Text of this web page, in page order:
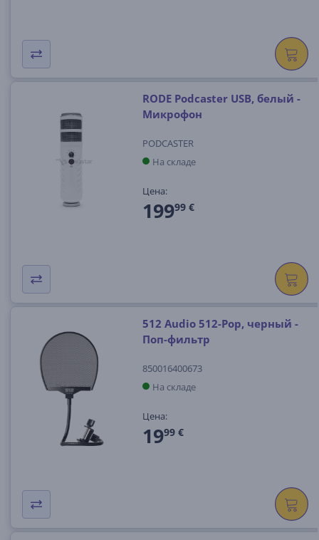
RODE Podcaster USB, белый -
Микрофон
PODCASTER
На складе
Цена:
19999 €
512 Audio 512-Pop, черный -
Поп-фильтр
850016400673
На складе
Цена:
1999 €